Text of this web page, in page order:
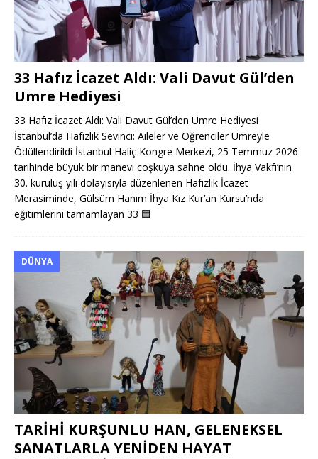
33 Hafız İcazet Aldı: Vali Davut Gül’den
Umre Hediyesi
33 Hafız İcazet Aldı: Vali Davut Gül’den Umre Hediyesi
İstanbul’da Hafızlık Sevinci: Aileler ve Öğrenciler Umreyle
Ödüllendirildi İstanbul Haliç Kongre Merkezi, 25 Temmuz 2026
tarihinde büyük bir manevi coşkuya sahne oldu. İhya Vakfı’nın
30. kuruluş yılı dolayısıyla düzenlenen Hafızlık İcazet
Merasiminde, Gülsüm Hanım İhya Kız Kur’an Kursu’nda
eğitimlerini tamamlayan 33 🟦
DÜNYA
TARİHİ KURŞUNLU HAN, GELENEKSEL
SANATLARLA YENİDEN HAYAT